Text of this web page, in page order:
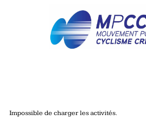
Impossible de charger les activités.